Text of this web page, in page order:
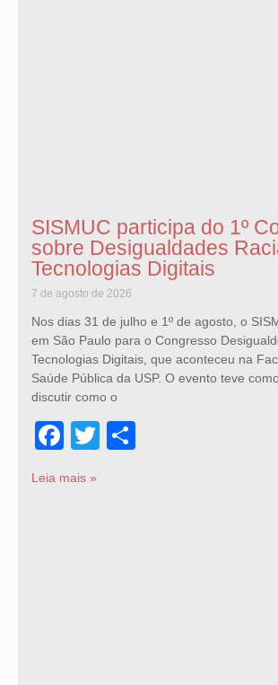
SISMUC participa do 1º
sobre Desigualdades
Tecnologias Digitais
7 de agosto de 2026
Nos dias 31 de julho e 1º de agosto, o
em São Paulo para o Congresso
Tecnologias Digitais, que aconteceu na
Saúde Pública da USP. O evento teve
discutir como o
Facebook
Twitter
Leia mais »